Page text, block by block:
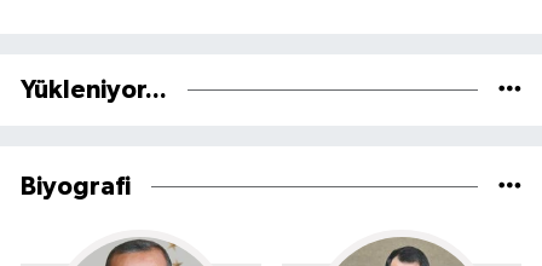
Yükleniyor...
Biyografi